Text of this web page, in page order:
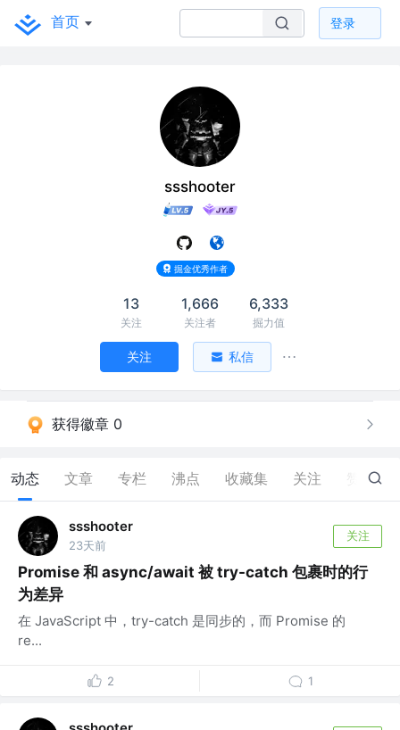
首页 登录
ssshooter
掘金优秀作者
13
关注
1,666
关注者
6,333
掘力值
关注 私信
获得徽章 0
动态 文章 专栏 沸点 收藏集 关注 93
ssshooter
23天前
关注
Promise 和 async/await 被 try-catch 包裹时的行
为差异
在 JavaScript 中，try-catch 是同步的，而 Promise 的
re...
2 1